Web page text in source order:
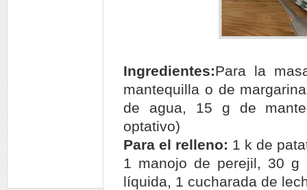
Ingredientes:Para la
mantequilla o de
de agua, 15 g de
optativo)
Para el relleno: 1 k de
1 manojo de perejil, 30
líquida, 1 cucharada de